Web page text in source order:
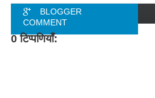
BLOGGER
COMMENT
0 टिप्पणियाँ: